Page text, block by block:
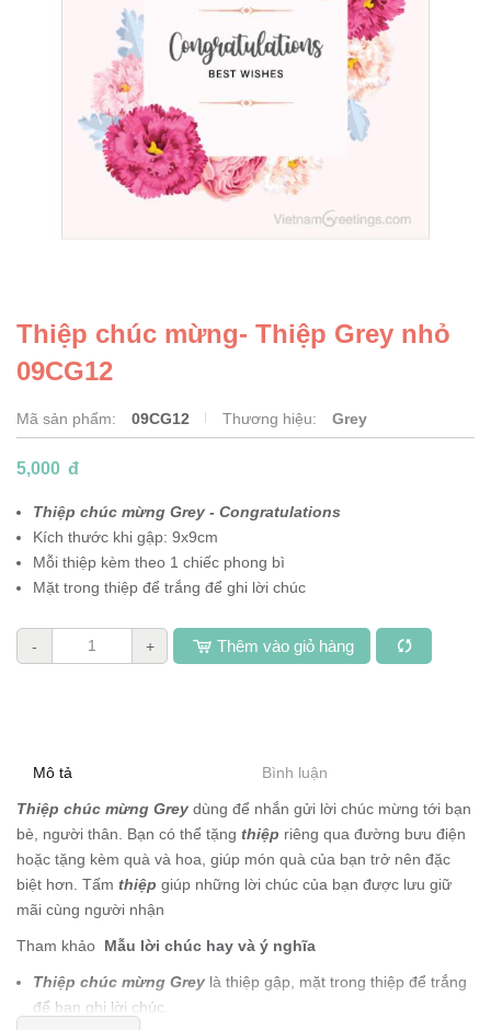
Thiệp chúc mừng- Thiệp Grey nhỏ
09CG12
Mã sản phẩm: 09CG12 Thương hiệu: Grey
5,000 đ
Thiệp chúc mừng Grey - Congratulations
Kích thước khi gập: 9x9cm
Mỗi thiệp kèm theo 1 chiếc phong bì
Mặt trong thiệp để trắng để ghi lời chúc
- + Thêm vào giỏ hàng
Mô tả Bình luận
Thiệp chúc mừng Grey dùng để nhắn gửi lời chúc mừng tới bạn
bè, người thân. Bạn có thể tặng thiệp riêng qua đường bưu điện
hoặc tặng kèm quà và hoa, giúp món quà của bạn trở nên đặc
biệt hơn. Tấm thiệp giúp những lời chúc của bạn được lưu giữ
mãi cùng người nhận
Tham khảo Mẫu lời chúc hay và ý nghĩa
Thiệp chúc mừng Grey là thiệp gập, mặt trong thiệp để trắng
để bạn ghi lời chúc.